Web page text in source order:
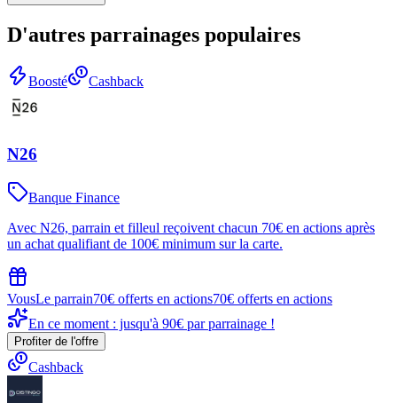
D'autres parrainages populaires
Boosté Cashback
N26
Banque Finance
Avec N26, parrain et filleul reçoivent chacun 70€ en actions après
un achat qualifiant de 100€ minimum sur la carte.
VousLe parrain70€ offerts en actions70€ offerts en actions
En ce moment : jusqu'à 90€ par parrainage !
Profiter de l'offre
Cashback